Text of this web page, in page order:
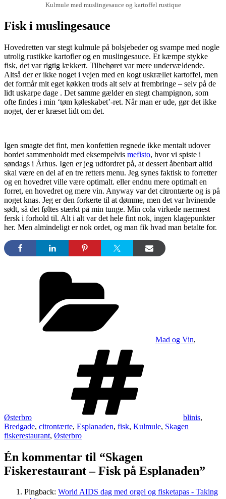
Kulmule med muslingesauce og kartoffel rustique
Fisk i muslingesauce
Hovedretten var stegt kulmule på bolsjebeder og svampe med nogle
utrolig rustikke kartofler og en muslingesauce. Et kæmpe stykke
fisk, det var rigtig lækkert. Tilbehøret var mere undervældende.
Altså der er ikke noget i vejen med en kogt uskrællet kartoffel, men
det formår mit eget køkken trods alt selv at frembringe – selv på de
lidt uskarpe dage . Det samme gælder en stegt champignon, som
ofte findes i min ‘tøm køleskabet’-ret. Når man er ude, gør det ikke
noget, der er kræset lidt om det.
Igen smagte det fint, men konfettien regnede ikke mentalt udover
bordet sammenholdt med eksempelvis mefisto, hvor vi spiste i
søndags i Århus. Igen er jeg udfordret på, at dessert åbenbart altid
skal være en del af en tre retters menu. Jeg synes faktisk to forretter
og en hovedret ville være optimalt. eller endnu mere optimalt en
forret, en hovedret og mere vin. Anyway var det citrontærte og is på
noget knas. Jeg er den forkerte til at dømme, men det var hvinende
sødt, så det føltes stærkt på min tunge. Min cola virkede nærmest
fersk i forhold til. Alt i alt var det hele fint nok, ingen klagepunkter
her. Men almindeligt er nok ordet, og man fik hvad man betalte for.
Mad og Vin,
Østerbro blinis,
Bredgade, citrontærte, Esplanaden, fisk, Kulmule, Skagen
fiskerestaurant, Østerbro
Én kommentar til “Skagen
Fiskerestaurant – Fisk på Esplanaden”
Pingback: World AIDS dag med orgel og fisketapas - Taking